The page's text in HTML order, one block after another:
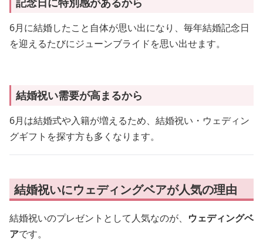
6月に結婚したこと自体が思い出になり、毎年結婚記念日
を迎えるたびにジューンブライドを思い出せます。
結婚祝い需要が高まるから
6月は結婚式や入籍が増えるため、結婚祝い・ウェディン
グギフトを探す方も多くなります。
結婚祝いにウェディングベアが人気の理由
結婚祝いのプレゼントとして人気なのが、 ウェディングベ
アです。